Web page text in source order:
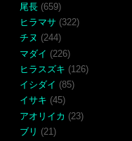
尾長 (659)
ヒラマサ (322)
チヌ (244)
マダイ (226)
ヒラスズキ (126)
イシダイ (85)
イサキ (45)
アオリイカ (23)
ブリ (21)